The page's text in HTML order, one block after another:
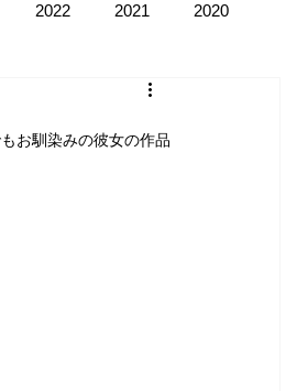
2022 2021 2020
お馴染みの彼女の作品